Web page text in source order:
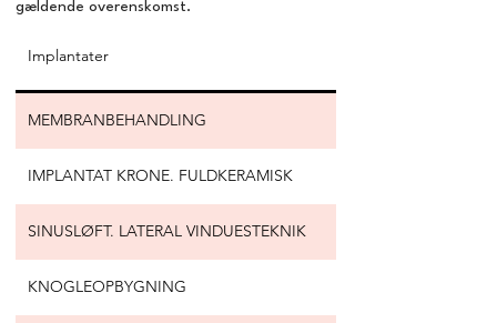
gældende overenskomst.
Implantater
MEMBRANBEHANDLING
IMPLANTAT KRONE. FULDKERAMISK
SINUSLØFT. LATERAL VINDUESTEKNIK
KNOGLEOPBYGNING